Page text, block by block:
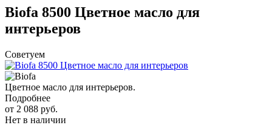
Biofa 8500 Цветное масло для
интерьеров
Советуем
Цветное масло для интерьеров.
Подробнее
от 2 088 руб.
Нет в наличии